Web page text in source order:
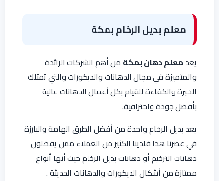
معلم بديل الرخام بمكة
يعد معلم دهان بمكة من أهم الشركات الرائدة
والمتميزة في مجال الدهانات والديكورات والتي تمتلك
الخبرة والكفاءة للقيام بكل أعمال الدهانات عالية
بأفضل جودة واحترافية.
يعد بديل الرخام واحدة من أفضل الطرق الهامة والبارزة
في عصرنا هذا فلدينا الكثير من العملاء ممن يفضلون
دهانات الترخيم أو دهانات بديل الرخام حيث أنها أنواع
ممتازة من أشكال الديكورات والدهانات الحديثة .